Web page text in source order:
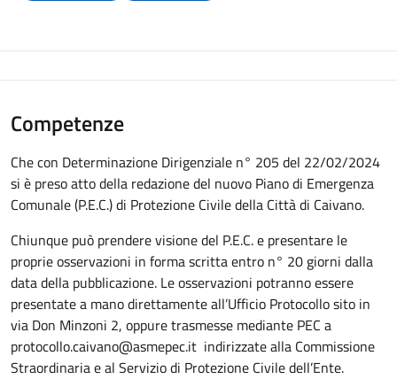
Competenze
Che con Determinazione Dirigenziale n° 205 del 22/02/2024
si è preso atto della redazione del nuovo Piano di Emergenza
Comunale (P.E.C.) di Protezione Civile della Città di Caivano.
Chiunque può prendere visione del P.E.C. e presentare le
proprie osservazioni in forma scritta entro n° 20 giorni dalla
data della pubblicazione. Le osservazioni potranno essere
presentate a mano direttamente all’Ufficio Protocollo sito in
via Don Minzoni 2, oppure trasmesse mediante PEC a
protocollo.caivano@asmepec.it indirizzate alla Commissione
Straordinaria e al Servizio di Protezione Civile dell’Ente.